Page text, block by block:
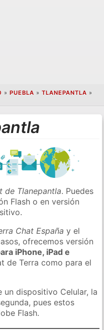
» PUEBLA » TLANEPANTLA »
de Tlanepantla. Puedes
Flash o en versión
Chat España y el
ofrecemos versión
iPhone, iPad e
de Terra como para el
un dispositivo Celular, la
pues estos
Flash.